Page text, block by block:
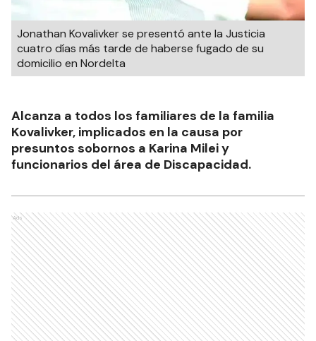
Jonathan Kovalivker se presentó ante la Justicia
cuatro días más tarde de haberse fugado de su
domicilio en Nordelta
Alcanza a todos los familiares de la familia
Kovalivker, implicados en la causa por
presuntos sobornos a Karina Milei y
funcionarios del área de Discapacidad.
Ads